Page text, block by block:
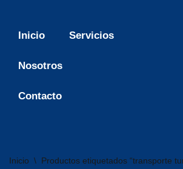
Saltar
contenido
Inicio Servicios
Nosotros
Contacto
Inicio \ Productos etiquetados “transporte